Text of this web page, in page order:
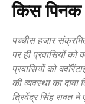
किस पिनक
पच्चीस हजार
पर ही प्रवासियों को
प्रवासियों को
की व्यवस्था का
त्रिवेंद्र सिंह रावत ने